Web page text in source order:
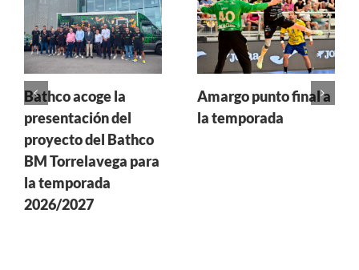
Bathco acoge la
presentación del
proyecto del Bathco
BM Torrelavega para
la temporada
2026/2027
Amargo punto final a
la temporada